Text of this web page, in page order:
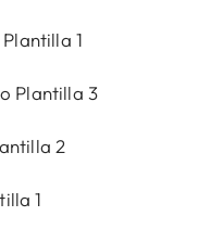
1
Plantilla 3
2
1